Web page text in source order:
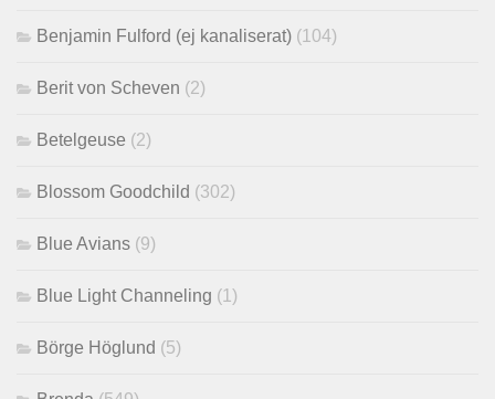
Benjamin Fulford (ej kanaliserat) (104)
Berit von Scheven (2)
Betelgeuse (2)
Blossom Goodchild (302)
Blue Avians (9)
Blue Light Channeling (1)
Börge Höglund (5)